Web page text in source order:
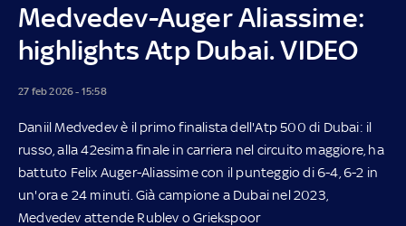
Medvedev-Auger Aliassime:
highlights Atp Dubai. VIDEO
27 feb 2026 - 15:58
Daniil Medvedev è il primo finalista dell'Atp 500 di Dubai: il
russo, alla 42esima finale in carriera nel circuito maggiore, ha
battuto Felix Auger-Aliassime con il punteggio di 6-4, 6-2 in
un'ora e 24 minuti. Già campione a Dubai nel 2023,
Medvedev attende Rublev o Griekspoor